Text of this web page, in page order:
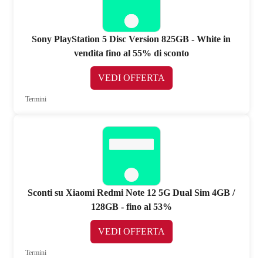
Sony PlayStation 5 Disc Version 825GB - White in
vendita fino al 55% di sconto
VEDI OFFERTA
Termini
Sconti su Xiaomi Redmi Note 12 5G Dual Sim 4GB /
128GB - fino al 53%
VEDI OFFERTA
Termini